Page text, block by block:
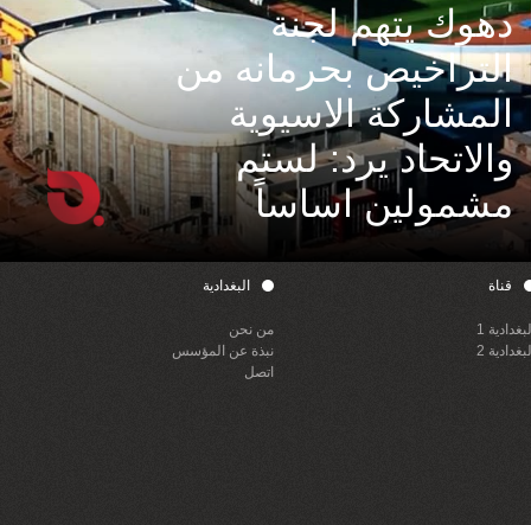
دهوك يتهم لجنة
التراخيص بحرمانه من
المشاركة الاسيوية
والاتحاد يرد: لستم
مشمولين اساساً
قناة
البغدادية 1
البغدادية 2
البغدادية
من نحن
نبذة عن المؤسس
اتصل